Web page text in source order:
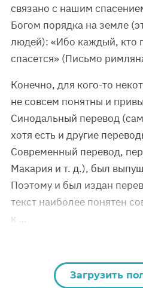
связано с нашим
Богом порядка на земле
людей): «Ибо каждый, кто
спасется» (Письмо
Конечно, для кого-то
не совсем понятны и
Синодальный перевод
хотя есть и другие
Современный перевод,
Макария и т. д.), был
Поэтому и был издан
текст наиболее понятен
к …
Загрузить